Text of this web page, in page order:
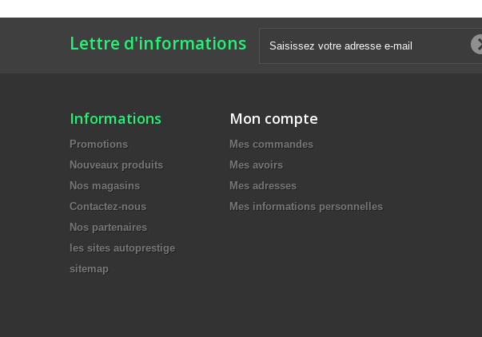
Lettre d'informations
Informations
Promotions
Nouveaux produits
Nos magasins
Contactez-nous
Nos partenaires
les sites autoprestige
sitemap
Mon compte
Mes commandes
Mes avoirs
Mes adresses
Mes informations personnelles